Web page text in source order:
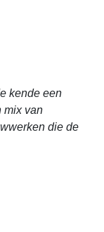
kende een
mix van
die de